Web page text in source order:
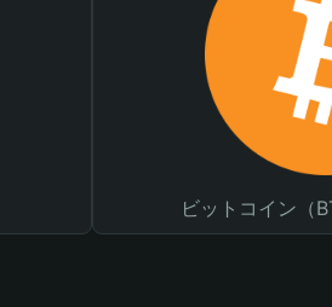
ビットコイン（